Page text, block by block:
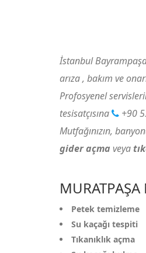
İstanbul
arıza , bakım ve
Profosyenel
tesisatçısına
+90
Mutfağınızın,
gider açma veya
Petek temizleme
Su kaçağı tespiti
Tıkanıklık açma